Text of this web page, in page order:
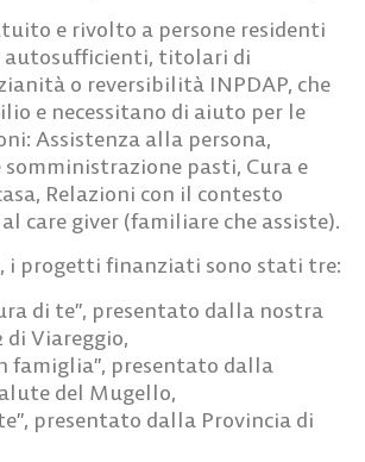
e rivolto a persone residenti
autosufficienti, titolari di
o reversibilità INPDAP, che
e necessitano di aiuto per le
Assistenza alla persona,
somministrazione pasti, Cura e
Relazioni con il contesto
care giver (familiare che assiste).
i progetti finanziati sono stati tre:
di te”, presentato dalla nostra
di Viareggio,
famiglia”, presentato dalla
del Mugello,
presentato dalla Provincia di